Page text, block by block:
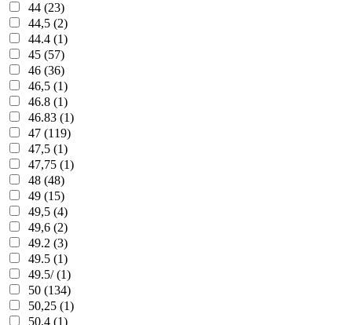
44 (23)
44,5 (2)
44.4 (1)
45 (57)
46 (36)
46,5 (1)
46.8 (1)
46.83 (1)
47 (119)
47,5 (1)
47,75 (1)
48 (48)
49 (15)
49,5 (4)
49,6 (2)
49.2 (3)
49.5 (1)
49.5/ (1)
50 (134)
50,25 (1)
50,4 (1)